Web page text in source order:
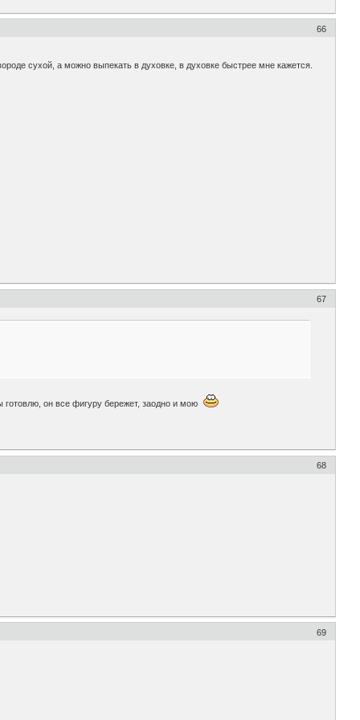
66
сухой, а можно выпекать в духовке, в духовке быстрее мне кажется.
67
готовлю, он все фигуру бережет, заодно и мою
68
69